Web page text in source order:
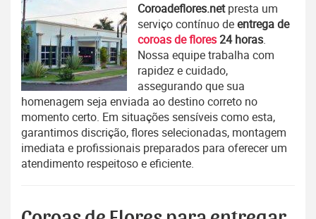
Coroadeflores.netpresta um
serviço contínuo deentrega de
coroas de flores24 horas.
Nossa equipe trabalha com
rapidez e cuidado,
assegurando que sua
homenagem seja enviada ao destino correto no
momento certo. Em situações sensíveis como esta,
garantimos discrição, flores selecionadas, montagem
imediata e profissionais preparados para oferecer um
atendimento respeitoso e eficiente.